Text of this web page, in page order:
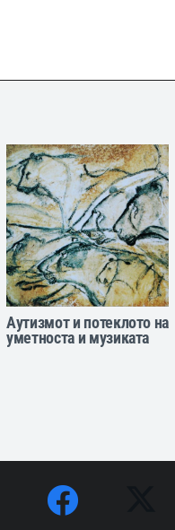
Аутизмот и потеклото на
уметноста и музиката